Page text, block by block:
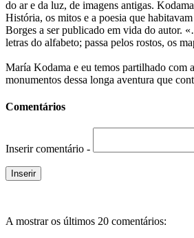
do ar e da luz, de imagens antigas.
História, os mitos e a poesia que
Borges a ser publicado em vida do autor.
letras do alfabeto; passa pelos rostos, os
María Kodama e eu temos partilhado com
monumentos dessa longa aventura que
Comentários
Inserir comentário -
A mostrar os últimos 20 comentários: